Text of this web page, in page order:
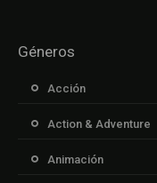
Géneros
Acción
Action & Adventure
Animación